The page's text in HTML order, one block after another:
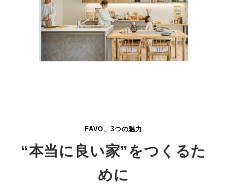
FAVO、3つの魅力
“本当に良い家”をつくるた
めに